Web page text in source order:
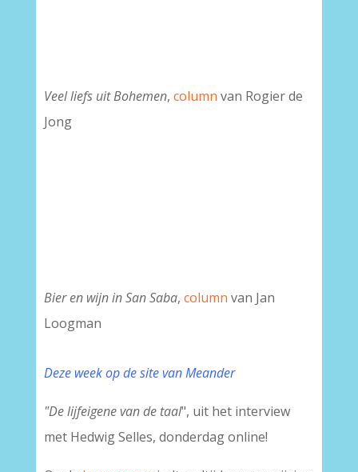
Veel liefs uit Bohemen, column van Rogier de
Jong
Bier en wijn in San Saba, column van Jan
Loogman
Deze week op de site van Meander
"De lijfeigene van de taal", uit het interview
met Hedwig Selles, donderdag online!